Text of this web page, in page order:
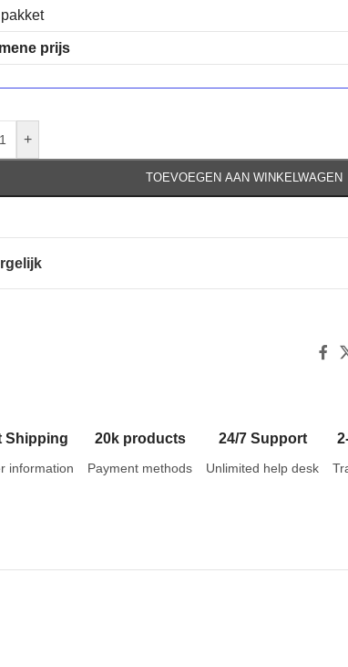
prijs
+
TOEVOEGEN AAN WINKELWAGEN
Shipping
information
20k products
Payment methods
24/7 Support
Unlimited help desk